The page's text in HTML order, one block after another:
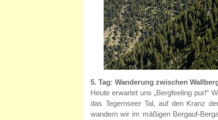
5. Tag: Wanderung zwischen
Heute erwartet uns „Bergfeeling pur!“
das Tegernseer Tal, auf den Kranz
wandern wir im mäßigen Bergauf-